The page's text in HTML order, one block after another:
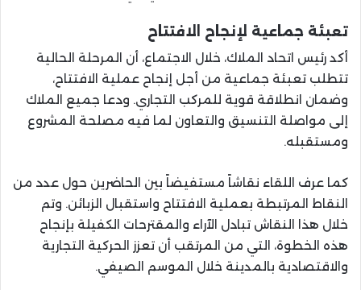
تعبئة جماعية لإنجاح الافتتاح
أكد رئيس اتحاد الملاك، خلال الاجتماع، أن المرحلة الحالية
تتطلب تعبئة جماعية من أجل إنجاح عملية الافتتاح،
وضمان انطلاقة قوية للمركب التجاري. ودعا جميع الملاك
إلى مواصلة التنسيق والتعاون لما فيه مصلحة المشروع
ومستقبله.
كما عرف اللقاء نقاشاً مستفيضاً بين الحاضرين حول عدد من
النقاط المرتبطة بعملية الافتتاح واستقبال الزبائن. وتم
خلال هذا النقاش تبادل الآراء والمقترحات الكفيلة بإنجاح
هذه الخطوة، التي من المرتقب أن تعزز الحركية التجارية
والاقتصادية بالمدينة خلال الموسم الصيفي.